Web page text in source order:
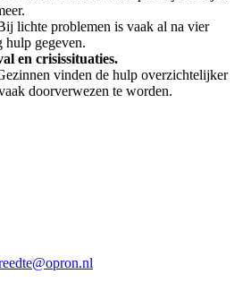
lichte problemen is vaak al na vier
hulp gegeven.
en crisissituaties.
vinden de hulp overzichtelijker
doorverwezen te worden.